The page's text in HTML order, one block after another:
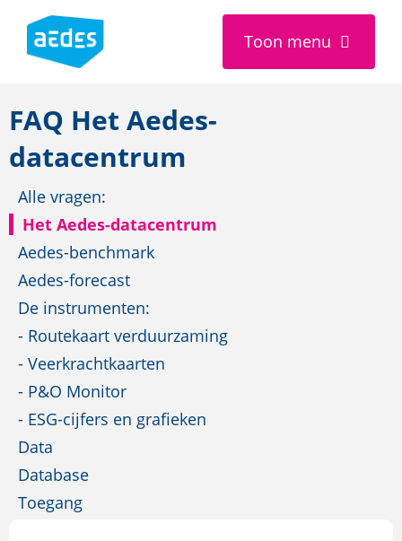
Toon menu
FAQ Het Aedes-
datacentrum
Alle vragen:
Het Aedes-datacentrum
Aedes-benchmark
Aedes-forecast
De instrumenten:
- Routekaart verduurzaming
- Veerkrachtkaarten
- P&O Monitor
- ESG-cijfers en grafieken
Data
Database
Toegang